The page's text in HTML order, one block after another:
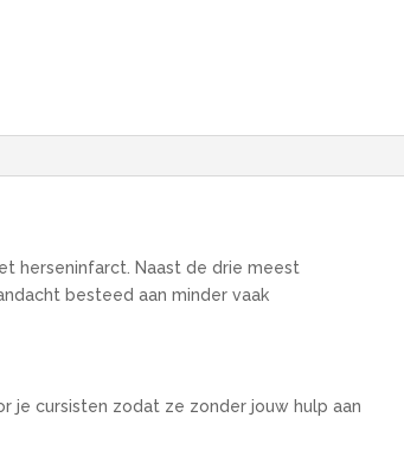
herseninfarct. Naast de drie meest
besteed aan minder vaak
je cursisten zodat ze zonder jouw hulp aan